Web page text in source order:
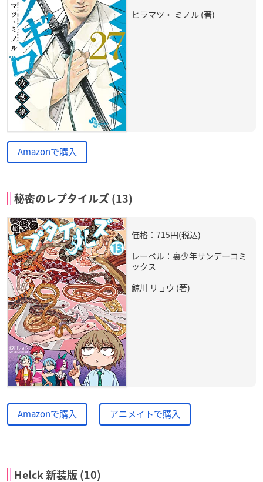
ヒラマツ・ ミノル (著)
Amazonで購入
秘密のレプタイルズ (13)
価格：715円(税込)
レーベル：裏少年サンデーコミ
ックス
鯨川 リョウ (著)
Amazonで購入 アニメイトで購入
Helck 新装版 (10)